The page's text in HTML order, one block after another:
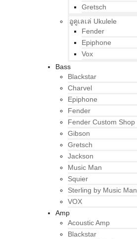
Gretsch
อูคูเลเล่ Ukulele
Fender
Epiphone
Vox
Bass
Blackstar
Charvel
Epiphone
Fender
Fender Custom Shop
Gibson
Gretsch
Jackson
Music Man
Squier
Sterling by Music Man
VOX
Amp
Acoustic Amp
Blackstar